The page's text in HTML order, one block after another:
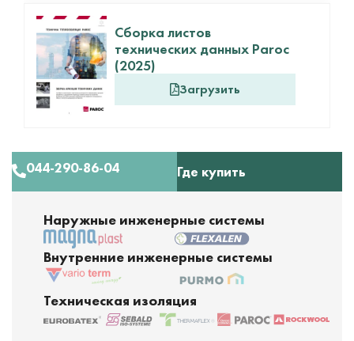
Сборка листов
технических данных Paroc
(2025)
Загрузить
044-290-86-04 Где купить
Наружные инженерные системы
Внутренние инженерные системы
Техническая изоляция